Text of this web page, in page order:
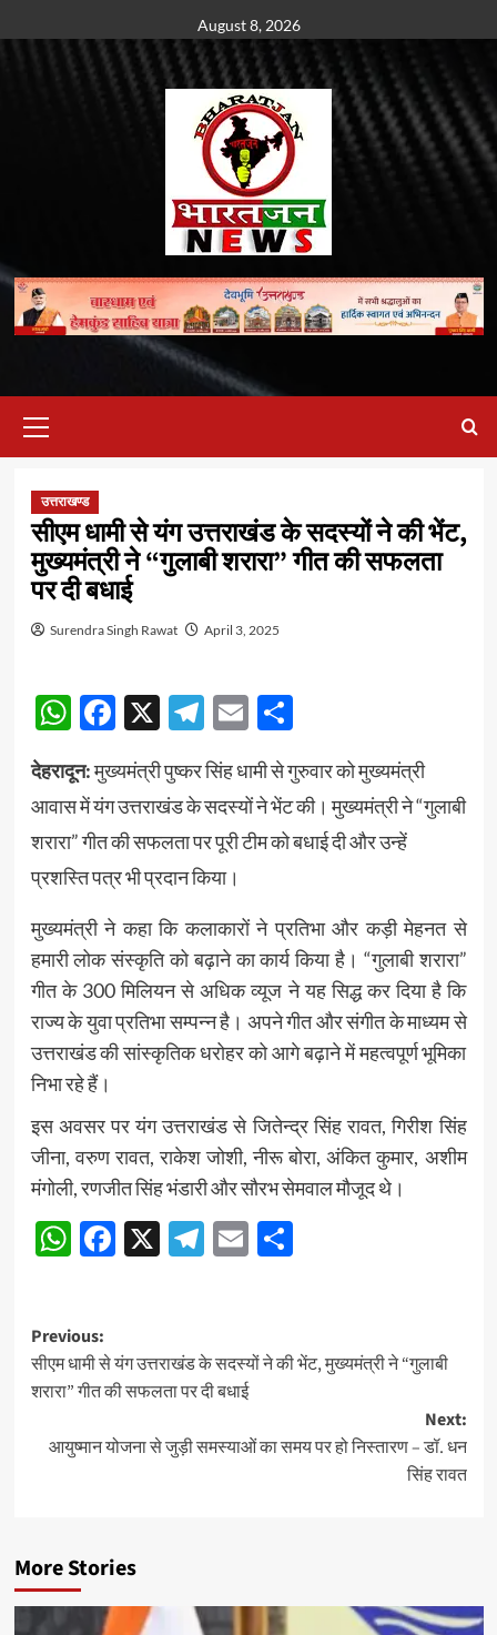
to
August 8, 2026
Menu
उत्तराखण्ड
सीएम धामी से यंग उत्तराखंड के सदस्यों ने की भेंट,
मुख्यमंत्री ने “गुलाबी शरारा” गीत की सफलता
पर दी बधाई
Surendra Singh Rawat April 3, 2025
WhatsApp
Facebook
X Telegram
EmailShare
देहरादून:मुख्यमंत्री पुष्कर सिंह धामी से गुरुवार को मुख्यमंत्री
आवास में यंग उत्तराखंड के सदस्यों ने भेंट की। मुख्यमंत्री ने “गुलाबी
शरारा” गीत की सफलता पर पूरी टीम को बधाई दी और उन्हें
प्रशस्ति पत्र भी प्रदान किया।
मुख्यमंत्री ने कहा कि कलाकारों ने प्रतिभा और कड़ी मेहनत से
हमारी लोक संस्कृति को बढ़ाने का कार्य किया है। “गुलाबी शरारा”
गीत के 300 मिलियन से अधिक व्यूज ने यह सिद्ध कर दिया है कि
राज्य के युवा प्रतिभा सम्पन्न है। अपने गीत और संगीत के माध्यम से
उत्तराखंड की सांस्कृतिक धरोहर को आगे बढ़ाने में महत्वपूर्ण भूमिका
निभा रहे हैं।
इस अवसर पर यंग उत्तराखंड से जितेन्द्र सिंह रावत, गिरीश सिंह
जीना, वरुण रावत, राकेश जोशी, नीरू बोरा, अंकित कुमार, अशीम
मंगोली, रणजीत सिंह भंडारी और सौरभ सेमवाल मौजूद थे।
WhatsApp
Facebook
X Telegram
EmailShare
Post
navigation
Previous:
सीएम धामी से यंग उत्तराखंड के सदस्यों ने की भेंट, मुख्यमंत्री ने “गुलाबी
शरारा” गीत की सफलता पर दी बधाई
Next:
आयुष्मान योजना से जुड़ी समस्याओं का समय पर हो निस्तारण – डॉ. धन
सिंह रावत
More Stories